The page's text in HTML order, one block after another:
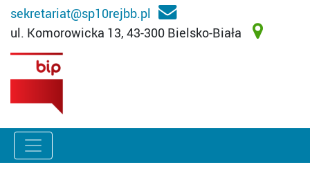
sekretariat@sp10rejbb.pl
ul. Komorowicka 13, 43-300 Bielsko-Biała